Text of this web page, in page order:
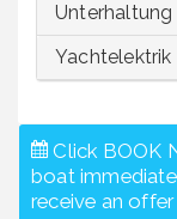
Unterhaltung
Yachtelektrik
Click BOOK
boat
receive an